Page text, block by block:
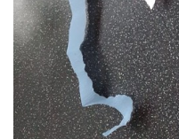
VZDĚLÁVACÍ BLOK BŘEZEN
VZDĚLÁVACÍ BLOK DUBEN
VÝTVARNÉ TECHNIKY